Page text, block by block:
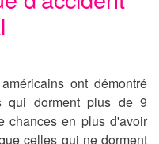
ont démontré
qui dorment plus de 9
chances en plus d'avoir
celles qui ne dorment